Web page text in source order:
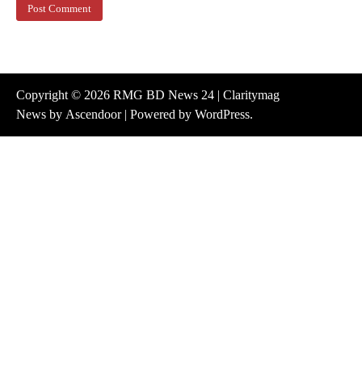
Copyright © 2026 RMG BD News 24 | Claritymag
News by Ascendoor| Powered by WordPress.